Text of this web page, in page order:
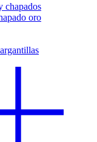
chapados
oro